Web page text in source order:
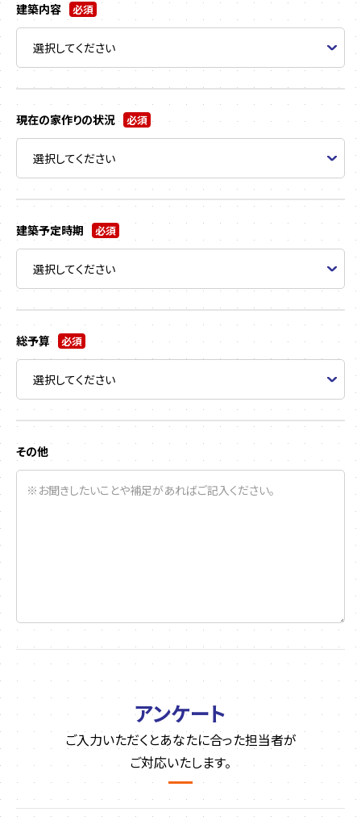
建築内容 必須
現在の家作りの状況 必須
建築予定時期 必須
総予算 必須
その他
アンケート
ご入力いただくとあなたに合った担当者が
ご対応いたします。